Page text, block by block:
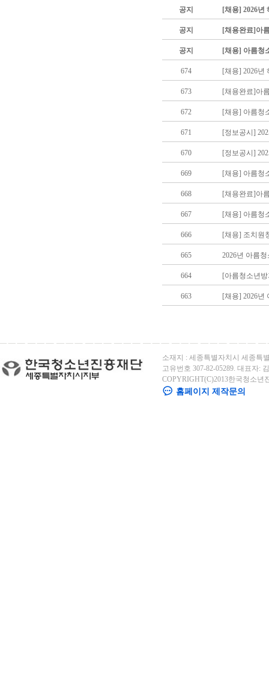
공지 [채용] 2026년
공지 [채용완료]아
공지 [채용] 아름청
674 [채용] 2026년
673 [채용완료]아
672 [채용] 아름청
671 [정보공시]
670 [정보공시]
669 [채용] 아름청
668 [채용완료]아
667 [채용] 아름청
666 [채용] 조치원
665 2026년 아름
664 [아름청소년
663 [채용] 2026년
소재지 : 세종특별자치시 세종특
고유번호 307-82-05289. 대표자:
COPYRIGHT(C)2013한국청소년
홈페이지 제작문의